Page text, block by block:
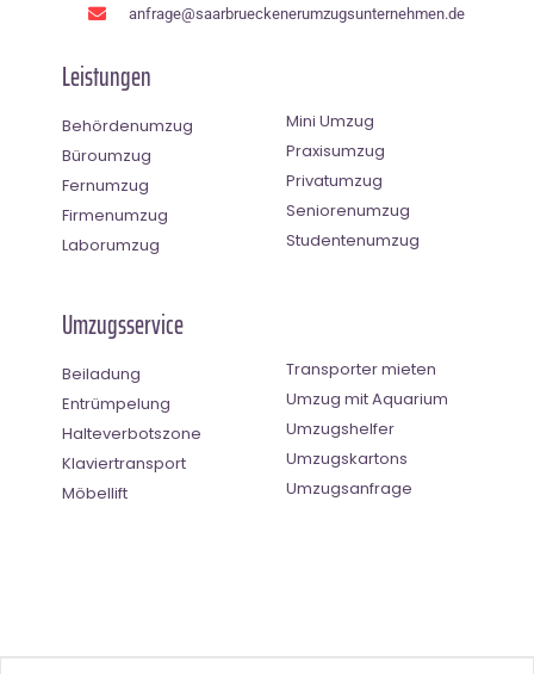
anfrage@saarbrueckenerumzugsunternehmen.de
Leistungen
Behördenumzug
Büroumzug
Fernumzug
Firmenumzug
Laborumzug
Mini Umzug
Praxisumzug
Privatumzug
Seniorenumzug
Studentenumzug
Umzugsservice
Beiladung
Entrümpelung
Halteverbotszone
Klaviertransport
Möbellift
Transporter mieten
Umzug mit Aquarium
Umzugshelfer
Umzugskartons
Umzugsanfrage